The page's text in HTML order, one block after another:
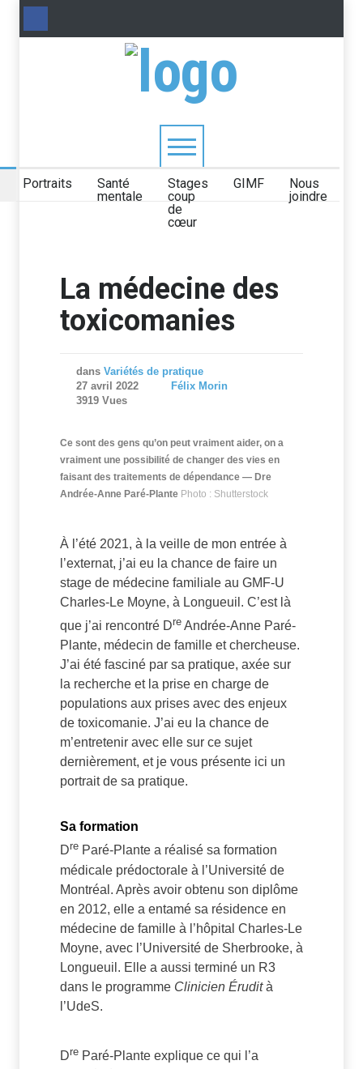
Portraits
Santé
mentale
Stages
coup
de
cœur
GIMF
Nous
joindre
La médecine des
toxicomanies
dans Variétés de pratique
27 avril 2022
Félix Morin
3919 Vues
Ce sont des gens qu’on peut vraiment aider, on a
vraiment une possibilité de changer des vies en
faisant des traitements de dépendance — Dre
Andrée-Anne Paré-Plante Photo : Shutterstock
À l’été 2021, à la veille de mon entrée à
l’externat, j’ai eu la chance de faire un
stage de médecine familiale au GMF-U
Charles-Le Moyne, à Longueuil. C’est là
que j’ai rencontré Dre Andrée-Anne Paré-
Plante, médecin de famille et chercheuse.
J’ai été fasciné par sa pratique, axée sur
la recherche et la prise en charge de
populations aux prises avec des enjeux
de toxicomanie. J’ai eu la chance de
m’entretenir avec elle sur ce sujet
dernièrement, et je vous présente ici un
portrait de sa pratique.
Sa formation
Dre Paré-Plante a réalisé sa formation
médicale prédoctorale à l’Université de
Montréal. Après avoir obtenu son diplôme
en 2012, elle a entamé sa résidence en
médecine de famille à l’hôpital Charles-Le
Moyne, avec l’Université de Sherbrooke, à
Longueuil. Elle a aussi terminé un R3
dans le programme Clinicien Érudità
l’UdeS.
Dre Paré-Plante explique ce qui l’a